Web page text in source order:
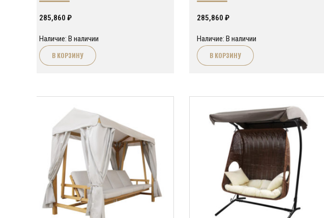
285,860 ₽
Наличие: В наличии
В КОРЗИНУ
285,860 ₽
Наличие: В наличии
В КОРЗИНУ